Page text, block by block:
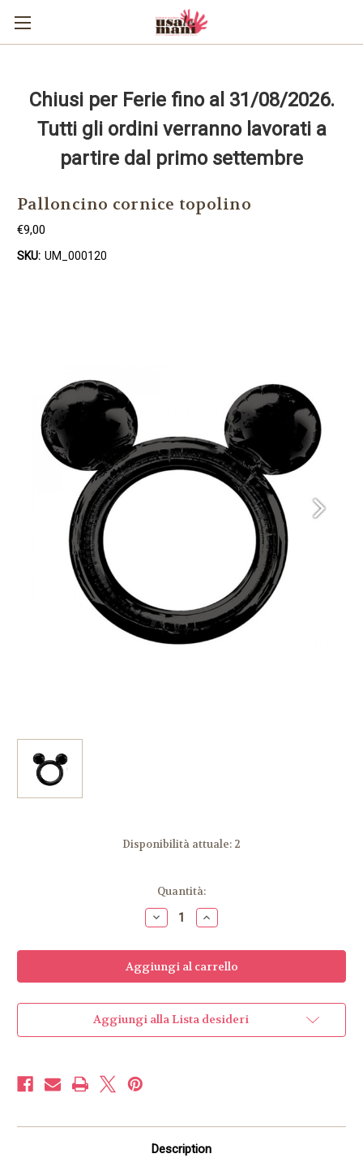
Chiusi per Ferie fino al 31/08/2026.
Tutti gli ordini verranno lavorati a
partire dal primo settembre
Palloncino cornice topolino
€9,00
SKU: UM_000120
Disponibilità attuale: 2
Quantità:
Diminuisci
la
di
Palloncino
cornice
topolino
Aumenta
la
di
Palloncino
cornice
topolino
Aggiungi alla Lista desideri
Description